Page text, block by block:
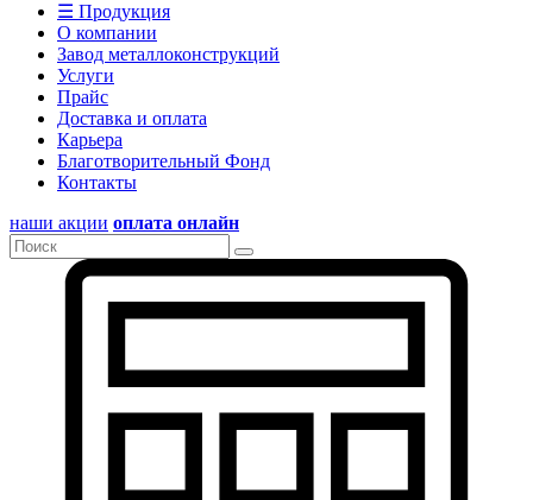
☰ Продукция
О компании
Завод металлоконструкций
Услуги
Прайс
Доставка и оплата
Карьера
Благотворительный Фонд
Контакты
наши акции оплата онлайн